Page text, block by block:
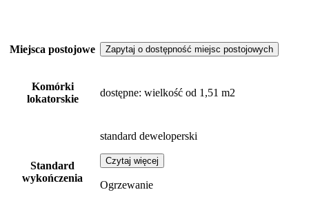
Miejsca postojowe Zapytaj o dostępność miejsc postojowych
Komórki
lokatorskie
dostępne: wielkość od 1,51 m2
Standard
wykończenia
standard deweloperski
Czytaj więcej
Ogrzewanie